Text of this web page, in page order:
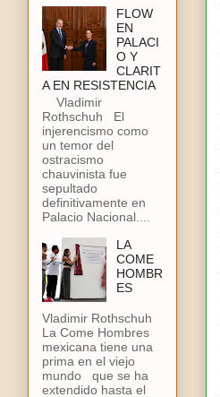
FLOW
EN
PALACI
O Y
CLARIT
A EN RESISTENCIA
Vladimir
Rothschuh El
injerencismo como
un temor del
ostracismo
chauvinista fue
sepultado
definitivamente en
Palacio Nacional....
LA
COME
HOMBR
ES
Vladimir Rothschuh
La Come Hombres
mexicana tiene una
prima en el viejo
mundo que se ha
extendido hasta el